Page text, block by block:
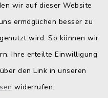
wir auf dieser Website
ermöglichen besser zu
wird. So können wir
Ihre erteilte Einwilligung
den Link in unseren
widerrufen.